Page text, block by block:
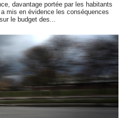
davantage portée par les habitants
mis en évidence les conséquences
le budget des...